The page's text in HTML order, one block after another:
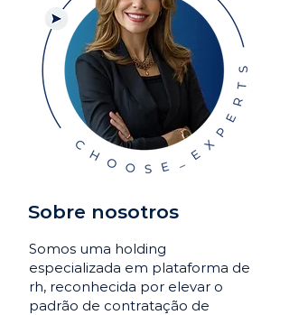
Sobre nosotros
Somos uma holding
especializada em plataforma de
rh, reconhecida por elevar o
padrão de contratação de